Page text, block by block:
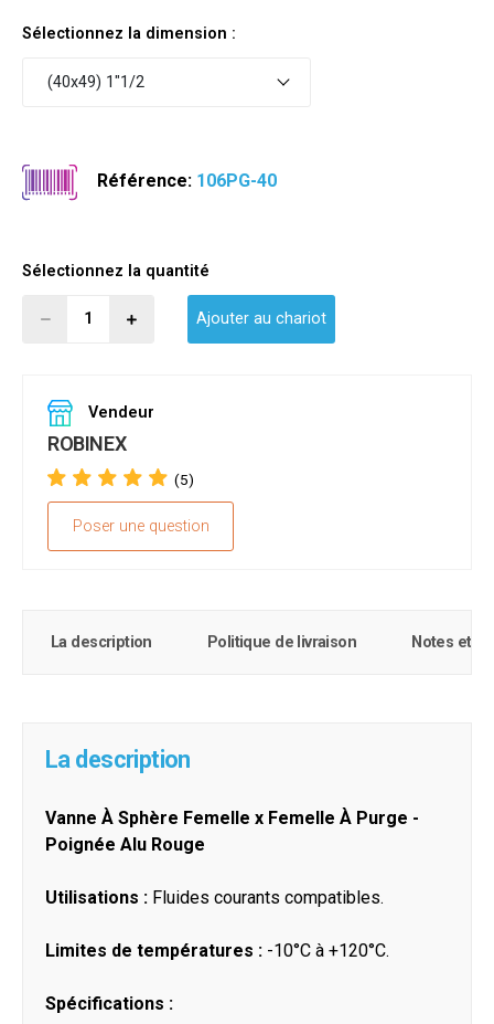
Sélectionnez la dimension :
(40x49) 1"1/2
Référence: 106PG-40
Sélectionnez la quantité
Ajouter au chariot
Vendeur
ROBINEX
(5)
Poser une question
La description Politique de livraison Notes et
La description
Vanne À Sphère Femelle x Femelle À Purge -
Poignée Alu Rouge
Utilisations : Fluides courants compatibles.
Limites de températures : -10°C à +120°C.
Spécifications :